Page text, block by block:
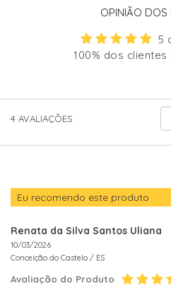
OPINIÃO DOS
5
100% dos
4 AVALIAÇÕES
Eu recomendo este produto
Renata da Silva Santos Uliana
10/03/2026
Conceição do Castelo / ES
Avaliação do Produto